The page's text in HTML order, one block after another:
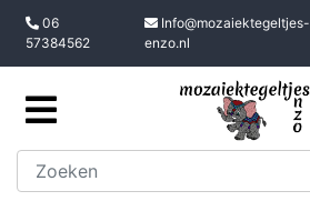
06
57384562
Info@mozaiektegeltjes-
enzo.nl